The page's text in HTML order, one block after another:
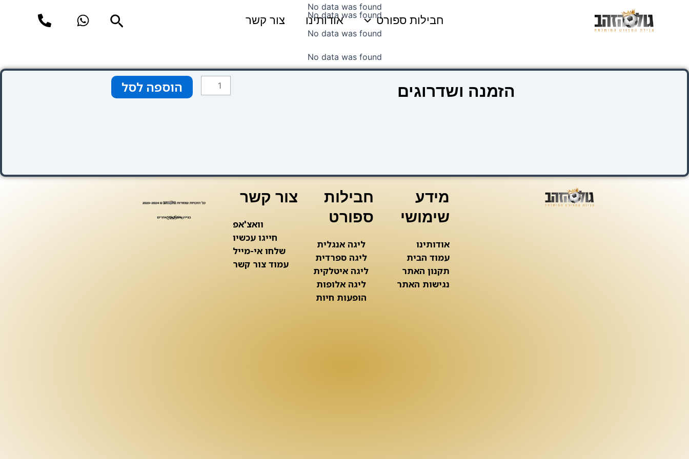
חבילות ספורט אודותינו צור קשר חיפוש
No data was found
No data was found
No data was found
No data was found
הזמנה ושדרוגים
כמות
של
הוספה לסל
מידע
שימושי
אודותינו
עמוד הבית
תקנון האתר
נגישות האתר
חבילות
ספורט
ליגה אנגלית
ליגה ספרדית
ליגה איטלקית
ליגה אלופות
הופעות חיות
צור קשר
וואצ'אפ
חייגו עכשיו
שלחו אי-מייל
עמוד צור קשר